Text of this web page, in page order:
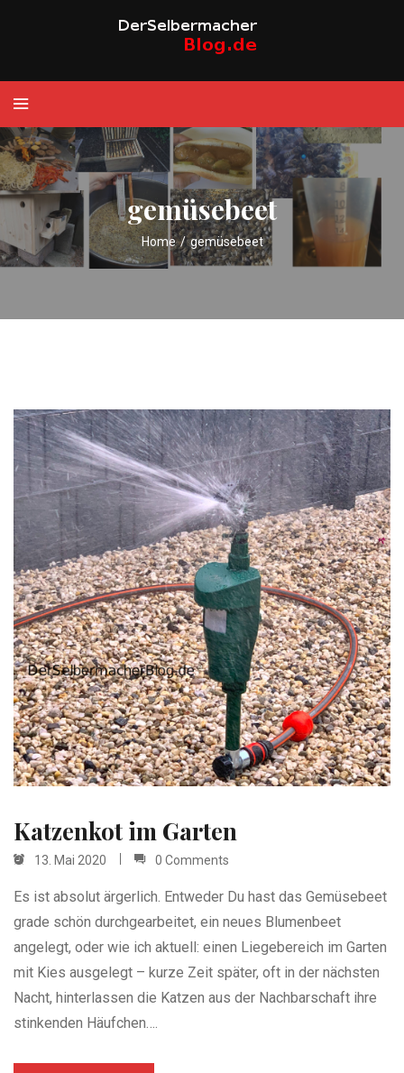
gemüsebeet
Home / gemüsebeet
Katzenkot im Garten
13. Mai 2020 0 Comments
Es ist absolut ärgerlich. Entweder Du hast das Gemüsebeet
grade schön durchgearbeitet, ein neues Blumenbeet
angelegt, oder wie ich aktuell: einen Liegebereich im Garten
mit Kies ausgelegt – kurze Zeit später, oft in der nächsten
Nacht, hinterlassen die Katzen aus der Nachbarschaft ihre
stinkenden Häufchen….